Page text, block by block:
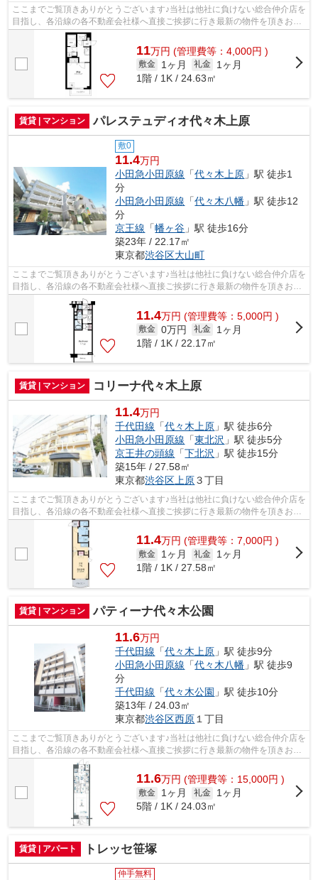
ここまでご覧頂きありがとうございます♪当社は他社に負けない総合仲介店を
目指し、各沿線の各不動産会社様へ直接ご挨拶に行き最新の物件を頂きお客
様へ提供しております！最新の情報は...
11万円 (管理費等：4,000円 )
敷金 1ヶ月 礼金
1ヶ月
1階 / 1K / 24.63㎡
賃貸 | マンション パレステュディオ代々木上原
敷0
11.4万円
小田急小田原線 「代々木上原 」駅 徒歩1
分
小田急小田原線 「代々木八幡 」駅 徒歩12
分
京王線 「幡ヶ谷 」駅 徒歩16分
築23年 / 22.17㎡
東京都渋谷区大山町
ここまでご覧頂きありがとうございます♪当社は他社に負けない総合仲介店を
目指し、各沿線の各不動産会社様へ直接ご挨拶に行き最新の物件を頂きお客
様へ提供しております！最新の情報は...
11.4万円 (管理費等：5,000円 )
敷金 0万円 礼金
1ヶ月
1階 / 1K / 22.17㎡
賃貸 | マンション コリーナ代々木上原
11.4万円
千代田線 「代々木上原 」駅 徒歩6分
小田急小田原線 「東北沢 」駅 徒歩5分
京王井の頭線 「下北沢 」駅 徒歩15分
築15年 / 27.58㎡
東京都渋谷区 上原３丁目
ここまでご覧頂きありがとうございます♪当社は他社に負けない総合仲介店を
目指し、各沿線の各不動産会社様へ直接ご挨拶に行き最新の物件を頂きお客
様へ提供しております！最新の情報は...
11.4万円 (管理費等：7,000円 )
敷金 1ヶ月 礼金
1ヶ月
1階 / 1K / 27.58㎡
賃貸 | マンション パティーナ代々木公園
11.6万円
千代田線 「代々木上原 」駅 徒歩9分
小田急小田原線 「代々木八幡 」駅 徒歩9
分
千代田線 「代々木公園 」駅 徒歩10分
築13年 / 24.03㎡
東京都渋谷区西原 １丁目
ここまでご覧頂きありがとうございます♪当社は他社に負けない総合仲介店を
目指し、各沿線の各不動産会社様へ直接ご挨拶に行き最新の物件を頂きお客
様へ提供しております！最新の情報は...
11.6万円 (管理費等：15,000円 )
敷金 1ヶ月 礼金
1ヶ月
5階 / 1K / 24.03㎡
賃貸 | アパート トレッセ笹塚
仲手無料